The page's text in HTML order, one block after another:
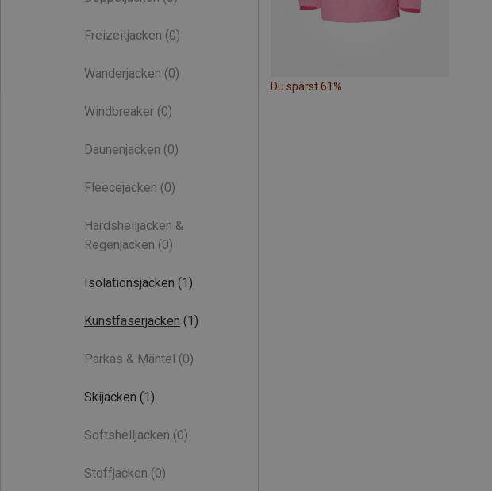
Freizeitjacken (0)
Wanderjacken (0)
Windbreaker (0)
Daunenjacken (0)
Fleecejacken (0)
Hardshelljacken &
Regenjacken (0)
Isolationsjacken (1)
Kunstfaserjacken (1)
Parkas & Mäntel (0)
Skijacken (1)
Softshelljacken (0)
Stoffjacken (0)
Du sparst 61%